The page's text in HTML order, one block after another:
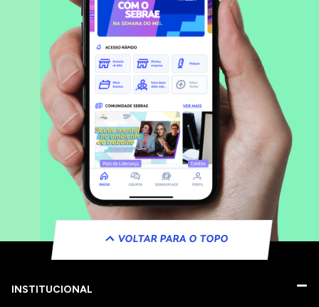
VOLTAR PARA O TOPO
INSTITUCIONAL